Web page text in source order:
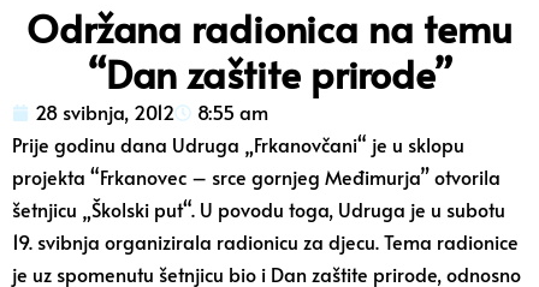
Održana radionica na temu
“Dan zaštite prirode”
28 svibnja, 2012
8:55 am
Prije godinu dana Udruga „Frkanovčani“ je u sklopu
projekta “Frkanovec – srce gornjeg Međimurja” otvorila
šetnjicu „Školski put“. U povodu toga, Udruga je u subotu
19. svibnja organizirala radionicu za djecu. Tema radionice
je uz spomenutu šetnjicu bio i Dan zaštite prirode, odnosno